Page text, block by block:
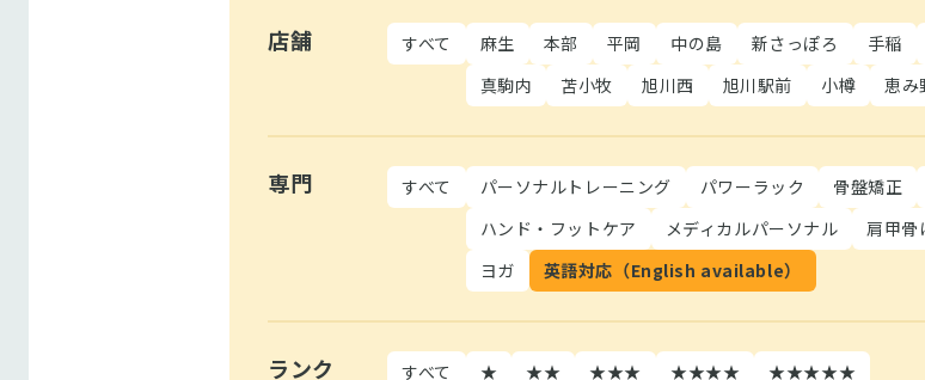
店舗 すべて 麻生 本部 平岡 中の島 新さっぽろ 手稲
真駒内
苫小牧 旭川西 旭川駅前 小樽 恵み
専門 すべて パーソナルトレーニング パワーラック 骨盤矯正
ハンド・フットケア
メディカルパーソナル 肩甲骨
ヨガ
英語対応（English available）
ランク すべて ★ ★★ ★★★ ★★★★ ★★★★★